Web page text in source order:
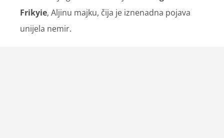
Frikyie, Aljinu majku, čija je iznenadna pojava
unijela nemir.